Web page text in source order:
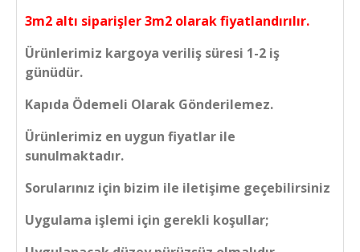
3m2 altı siparişler 3m2 olarak fiyatlandırılır.
Ürünlerimiz kargoya veriliş süresi 1-2 iş
günüdür.
Kapıda Ödemeli Olarak Gönderilemez.
Ürünlerimiz en uygun fiyatlar ile
sunulmaktadır.
Sorularınız için bizim ile iletişime geçebilirsiniz
Uygulama işlemi için gerekli koşullar;